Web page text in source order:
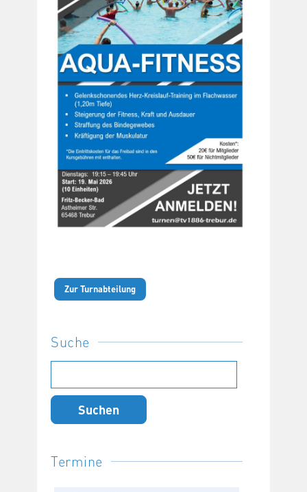
Zur Turnabteilung
Suche
nach:
Termine